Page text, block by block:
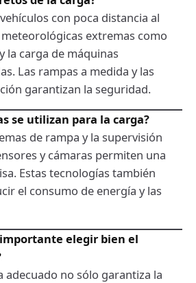
con poca distancia al
extremas como
la carga de máquinas
Las rampas a medida y las
garantizan la seguridad.
se utilizan para la carga?
de rampa y la supervisión
y cámaras permiten una
Estas tecnologías también
el consumo de energía y las
elegir bien el
adecuado no sólo garantiza la